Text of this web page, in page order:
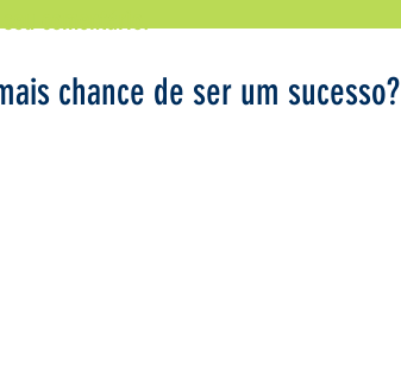
comentário.
chance de ser um sucesso?